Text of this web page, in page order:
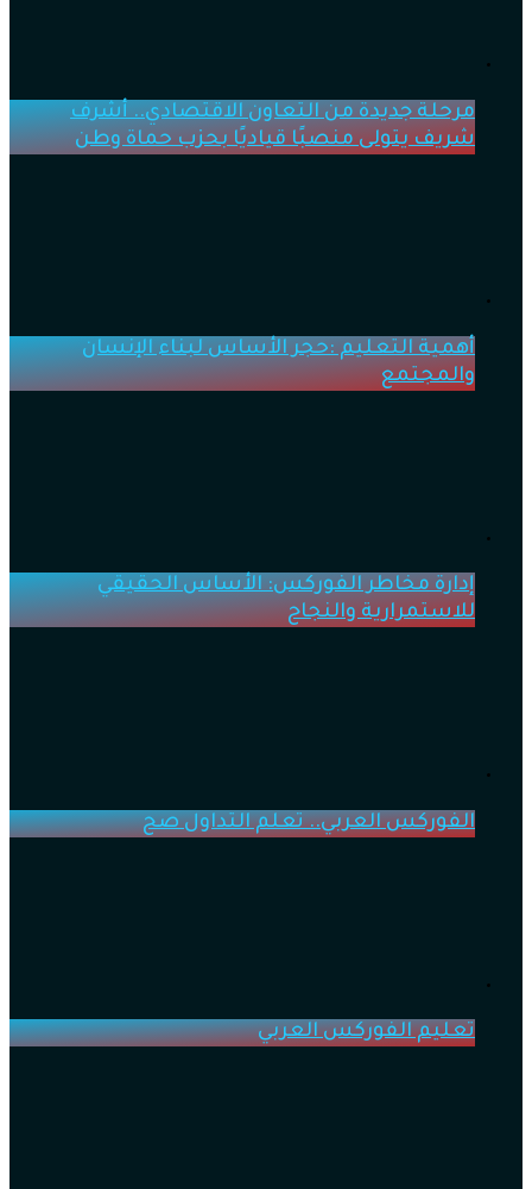
مرحلة جديدة من التعاون الاقتصادي.. أشرف
شريف يتولى منصبًا قياديًا بحزب حماة وطن
أهمية التعليم :حجر الأساس لبناء الإنسان
والمجتمع
إدارة مخاطر الفوركس: الأساس الحقيقي
للاستمرارية والنجاح
الفوركس العربي.. تعلم التداول صح
تعليم الفوركس العربي